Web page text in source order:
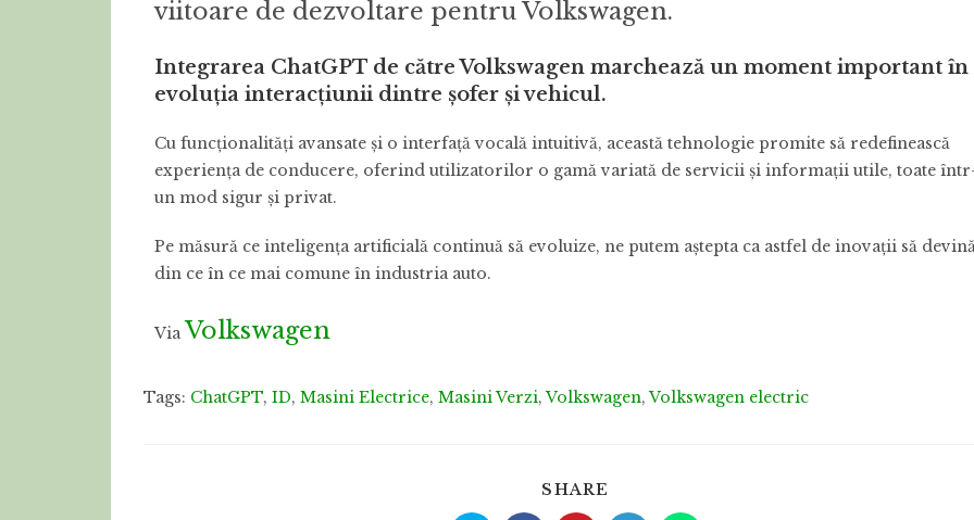
viitoare de dezvoltare pentru Volkswagen.
Integrarea ChatGPT de către Volkswagen marchează un moment important în
evoluția interacțiunii dintre șofer și vehicul.
Cu funcționalități avansate și o interfață vocală intuitivă, această tehnologie promite să redefinească
experiența de conducere, oferind utilizatorilor o gamă variată de servicii și informații utile, toate
un mod sigur și privat.
Pe măsură ce inteligența artificială continuă să evoluize, ne putem aștepta ca astfel de inovații să
din ce în ce mai comune în industria auto.
ViaVolkswagen
Tags: ChatGPT, ID, Masini Electrice, Masini Verzi,Volkswagen,Volkswagen electric
SHARE